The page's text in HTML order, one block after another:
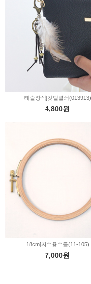
태슬장식]깃털열쇠(013913)
4,800원
18cm]자수용수틀(11-105)
7,000원